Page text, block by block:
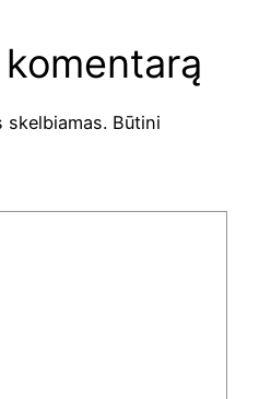
skelbiamas. Būtini